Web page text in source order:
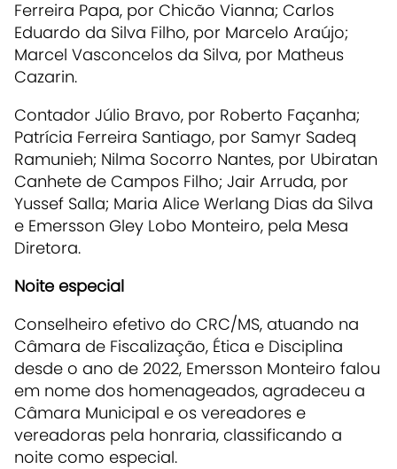
Ferreira Papa, por Chicão Vianna; Carlos
Eduardo da Silva Filho, por Marcelo Araújo;
Marcel Vasconcelos da Silva, por Matheus
Cazarin.
Contador Júlio Bravo, por Roberto Façanha;
Patrícia Ferreira Santiago, por Samyr Sadeq
Ramunieh; Nilma Socorro Nantes, por Ubiratan
Canhete de Campos Filho; Jair Arruda, por
Yussef Salla; Maria Alice Werlang Dias da Silva
e Emersson Gley Lobo Monteiro, pela Mesa
Diretora.
Noite especial
Conselheiro efetivo do CRC/MS, atuando na
Câmara de Fiscalização, Ética e Disciplina
desde o ano de 2022, Emersson Monteiro falou
em nome dos homenageados, agradeceu a
Câmara Municipal e os vereadores e
vereadoras pela honraria, classificando a
noite como especial.